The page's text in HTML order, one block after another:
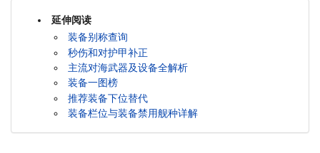
延伸阅读
装备别称查询
秒伤和对护甲补正
主流对海武器及设备全解析
装备一图榜
推荐装备下位替代
装备栏位与装备禁用舰种详解